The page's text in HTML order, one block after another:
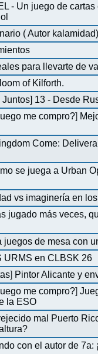
- Un juego de
( Autor
para llevarte de
of Kilforth.
Juntos] 13 - Desde
me compro?]
Come:
se juega a Urban
vs imaginería en
jugado más veces,
juegos de mesa con
URMS en CLBSK 26
] Pintor Alicante y
me compro?]
la ESO
mal Puerto
con el autor de 7a: